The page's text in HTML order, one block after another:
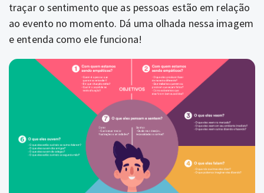
traçar o sentimento que as pessoas estão em relação
ao evento no momento. Dá uma olhada nessa imagem
e entenda como ele funciona!